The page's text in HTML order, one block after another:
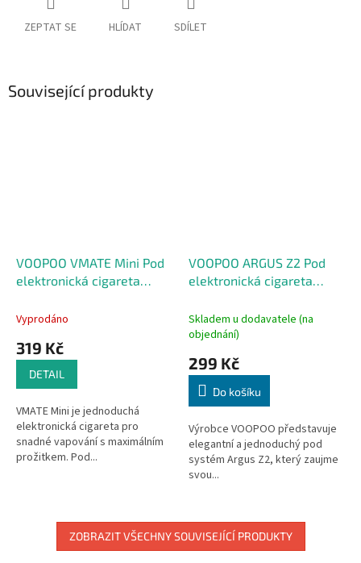
ZEPTAT SE HLÍDAT SDÍLET
Související produkty
VOOPOO VMATE Mini Pod
elektronická cigareta
Vyprodáno
319 Kč
DETAIL
VMATE Mini je jednoduchá
elektronická cigareta pro
snadné vapování s maximálním
prožitkem. Pod...
VOOPOO ARGUS Z2 Pod
elektronická cigareta
Skladem u dodavatele (na
objednání)
299 Kč
Do košíku
Výrobce VOOPOO představuje
elegantní a jednoduchý pod
systém Argus Z2, který zaujme
svou...
ZOBRAZIT VŠECHNY SOUVISEJÍCÍ PRODUKTY